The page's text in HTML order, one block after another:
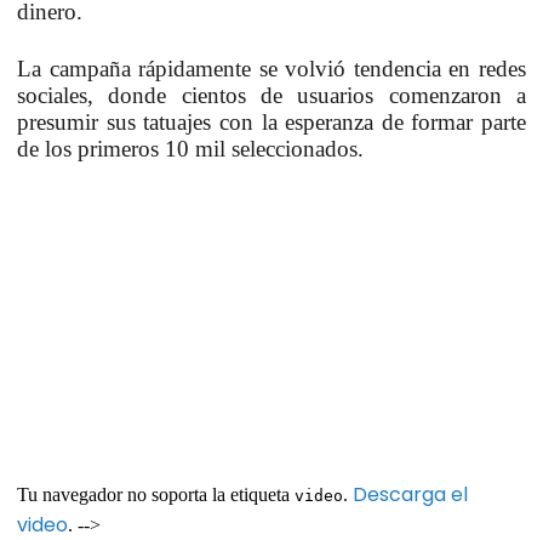
dinero.
La campaña rápidamente se volvió tendencia en redes
sociales, donde cientos de usuarios comenzaron a
presumir sus tatuajes con la esperanza de formar parte
de los primeros 10 mil seleccionados.
Tu navegador no soporta la etiqueta video. Descarga el
video. -->